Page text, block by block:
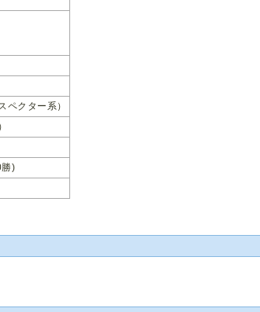
ペクター系）
)